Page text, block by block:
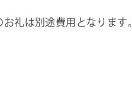
礼は別途費用となります